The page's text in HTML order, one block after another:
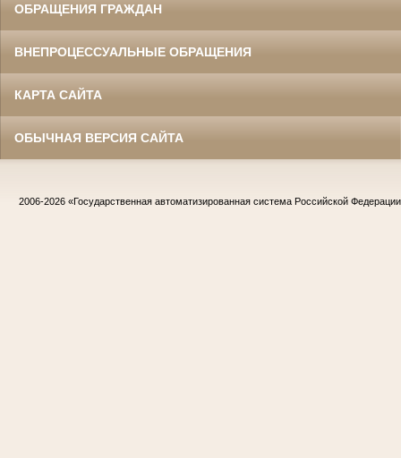
ОБРАЩЕНИЯ ГРАЖДАН
ВНЕПРОЦЕССУАЛЬНЫЕ ОБРАЩЕНИЯ
КАРТА САЙТА
ОБЫЧНАЯ ВЕРСИЯ САЙТА
2006-2026 «Государственная автоматизированная система Российской